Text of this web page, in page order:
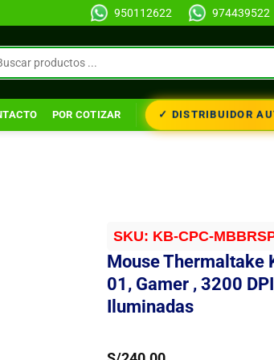
950112622 974439522
POR COTIZAR ✓ DISTRIBUIDOR
SKU: KB-CPC-
Mouse Thermaltake
01, Gamer , 3200
Iluminadas